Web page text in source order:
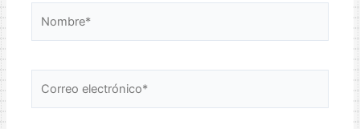
electrónico*